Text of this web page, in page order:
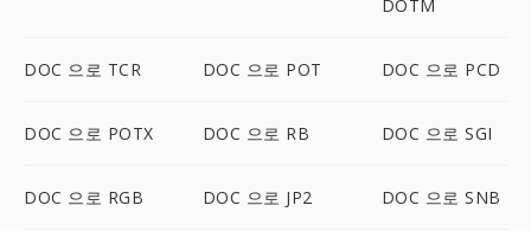
DOTM
DOC 으로 TCR DOC 으로 POT DOC 으로 PCD
DOC 으로 POTX DOC 으로 RB DOC 으로 SGI
DOC 으로 RGB DOC 으로 JP2 DOC 으로 SNB